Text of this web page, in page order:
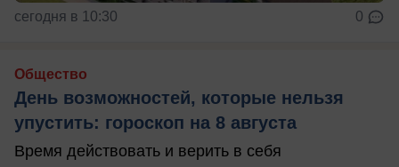
сегодня в 10:30 0
Общество
День возможностей, которые нельзя
упустить: гороскоп на 8 августа
Время действовать и верить в себя